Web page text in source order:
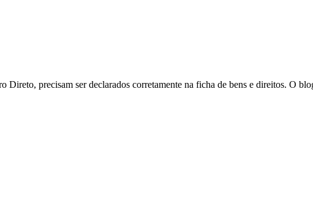
precisam ser declarados corretamente na ficha de bens e direitos. O